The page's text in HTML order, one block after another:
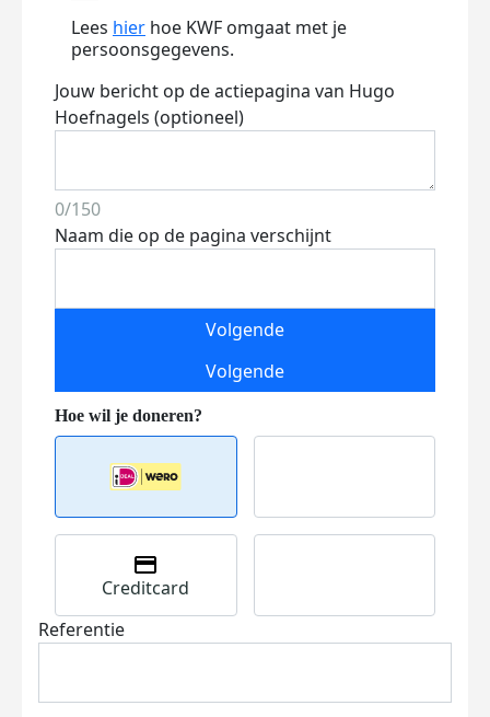
Lees hier hoe KWF omgaat met je
persoonsgegevens.
Jouw bericht op de actiepagina van Hugo
Hoefnagels (optioneel)
0/150
Naam die op de pagina verschijnt
Volgende
Volgende
Creditcard
Referentie